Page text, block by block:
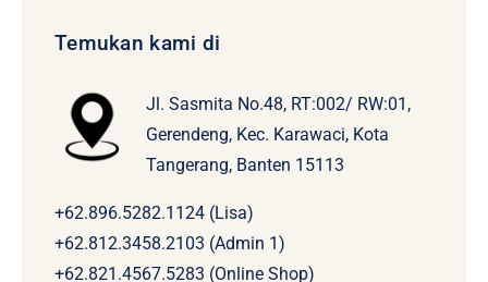
Temukan kami di
Jl. Sasmita No.48, RT:002/ RW:01,
Gerendeng, Kec. Karawaci, Kota
Tangerang, Banten 15113
+62.896.5282.1124 (Lisa)
+62.812.3458.2103 (Admin 1)
+62.821.4567.5283 (Online Shop)